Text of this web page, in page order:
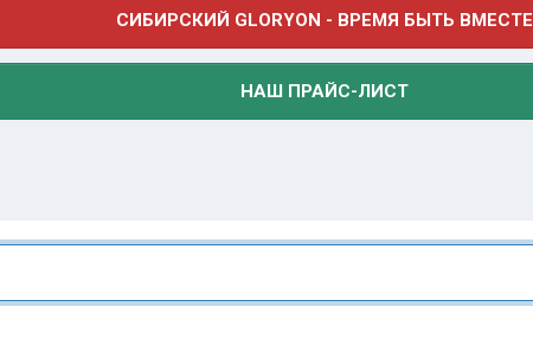
СИБИРСКИЙ GLORYON - ВРЕМЯ БЫТЬ ВМЕСТЕ
НАШ ПРАЙС-ЛИСТ